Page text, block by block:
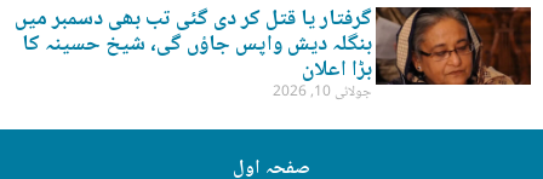
گرفتار یا قتل کر دی گئی تب بھی دسمبر میں
بنگلہ دیش واپس جاؤں گی، شیخ حسینہ کا
بڑا اعلان
جولائی 10, 2026
صفحہ اول